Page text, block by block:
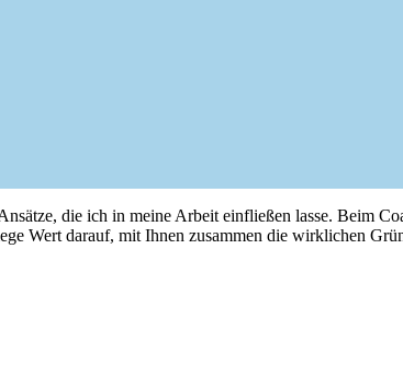
die ich in meine Arbeit einfließen lasse. Beim
Wert darauf, mit Ihnen zusammen die wirklichen